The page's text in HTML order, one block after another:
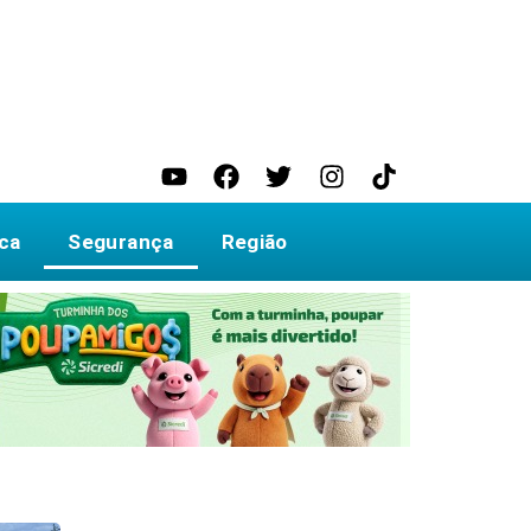
Segurança Região